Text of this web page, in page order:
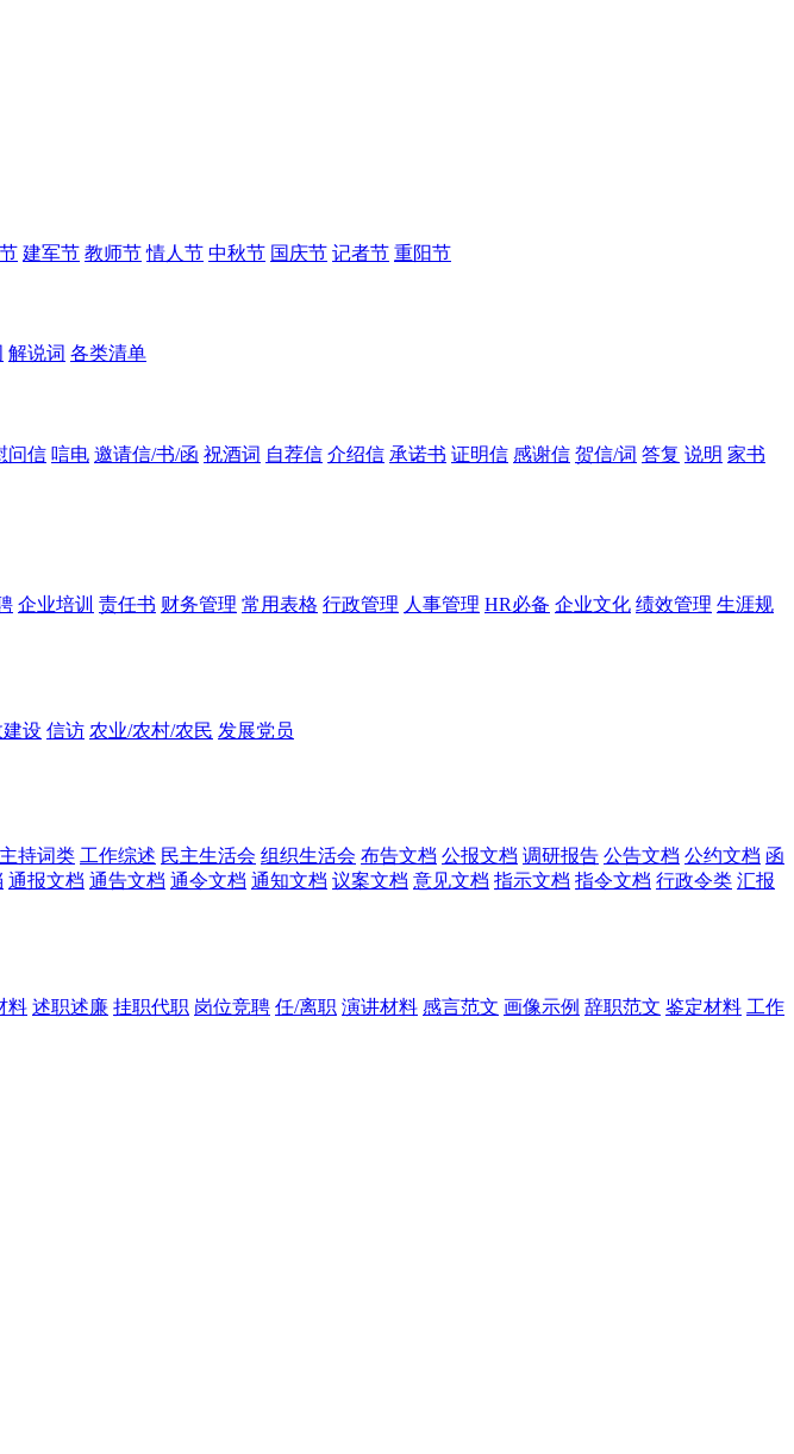
建军节 教师节 情人节 中秋节 国庆节 记者节 重阳节
解说词 各类清单
问信 唁电 邀请信/书/函 祝酒词 自荐信 介绍信 承诺书 证明信 感谢信 贺信/词 答复 说明 家书
企业培训 责任书 财务管理 常用表格 行政管理 人事管理 HR必备 企业文化 绩效管理 生涯规
建设 信访 农业/农村/农民 发展党员
主持词类 工作综述 民主生活会 组织生活会 布告文档 公报文档 调研报告 公告文档 公约文档 函
通报文档 通告文档 通令文档 通知文档 议案文档 意见文档 指示文档 指令文档 行政令类 汇报
料 述职述廉 挂职代职 岗位竞聘 任/离职 演讲材料 感言范文 画像示例 辞职范文 鉴定材料 工作